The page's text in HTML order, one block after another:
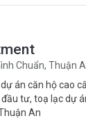
Chuẩn, Thuận
án căn hộ cao
tư, toạ lạc dự
An